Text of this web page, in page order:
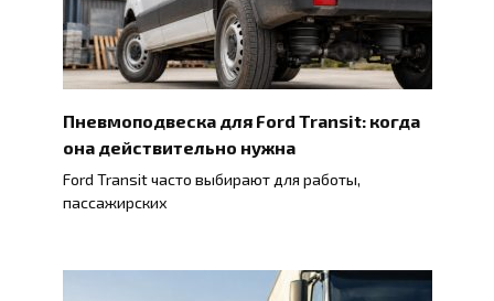
Пневмоподвеска для Ford Transit: когда
она действительно нужна
Ford Transit часто выбирают для работы,
пассажирских